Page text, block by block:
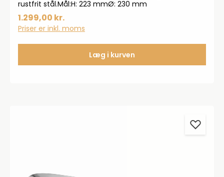
rustfrit stål.Mål:H: 223 mmØ: 230 mm
1.299,00 kr.
Priser er inkl. moms
Læg i kurven